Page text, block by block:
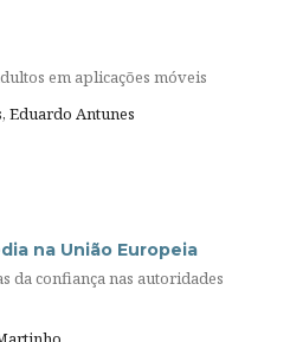
em aplicações móveis
Eduardo Antunes
na União Europeia
da confiança nas autoridades